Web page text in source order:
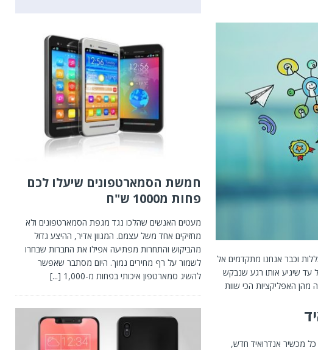
וכבר אנחנו מתקדמים אל
עד שיגיע אותו רגע שנבקש
מהן האפליקציות הכי שוות
מכשיר אנדרואיד חדש,
חמשת הסמארטפונים שיעלו לכם
פחות מ1000 ש"ח
מעטים האנשים שהלכו נגד מגפת הסמארטפונים ולא
מחזיקים אחד משל עצמם. המגוון אדיר, ההיצע גדול
מהביקוש והתחרות מפתיעה אפילו את החברות שבחרו
לשמור על רף מחירים נמוך. היום מסתבר שאפשר
להשיג סמארטפון איכותי בפחות מ-1,000
[...]